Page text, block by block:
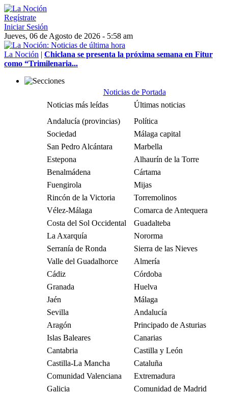
Regístrate
Iniciar Sesión
Jueves, 06 de Agosto de 2026 - 5:58 am
La Noción | Chiclana se presenta la próxima semana en Fitur
como “Trimilenaria...
Noticias de Portada
Noticias más leídas
Últimas noticias
Andalucía (provincias)
Política
Sociedad
Málaga capital
San Pedro Alcántara
Marbella
Estepona
Alhaurín de la Torre
Benalmádena
Cártama
Fuengirola
Mijas
Rincón de la Victoria
Torremolinos
Vélez-Málaga
Comarca de Antequera
Costa del Sol Occidental
Guadalteba
La Axarquía
Nororma
Serranía de Ronda
Sierra de las Nieves
Valle del Guadalhorce
Almería
Cádiz
Córdoba
Granada
Huelva
Jaén
Málaga
Sevilla
Andalucía
Aragón
Principado de Asturias
Islas Baleares
Canarias
Cantabria
Castilla y León
Castilla-La Mancha
Cataluña
Comunidad Valenciana
Extremadura
Galicia
Comunidad de Madrid